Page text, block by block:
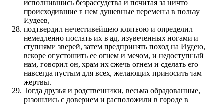
исполнившись безрассудства и почитая за ничто
происходившие в нем душевные перемены в пользу
Иудеев,
подтвердил нечестивейшею клятвою и определил
немедленно послать их в ад, изувеченных ногами и
ступнями зверей, затем предпринять поход на Иудею,
вскоре опустошить ее огнем и мечом, и недоступный
нам, говорил он, храм их сжечь огнем и сделать его
навсегда пустым для всех, желающих приносить там
жертвы.
Тогда друзья и родственники, весьма обрадованные,
разошлись с доверием и расположили в городе в